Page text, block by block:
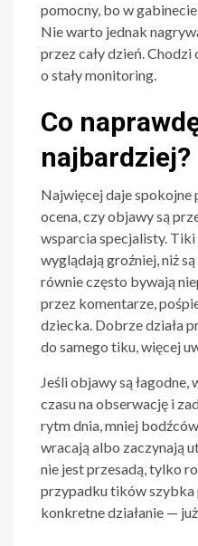
pomocny, bo w
Nie warto jednak
przez cały dzień. Chodzi
o stały monitoring.
Co
najbardziej?
Najwięcej daje spokojne
ocena, czy objawy są
wsparcia specjalisty.
wyglądają groźniej, niż
równie często bywają
przez komentarze,
dziecka. Dobrze działa
do samego tiku, więcej
Jeśli objawy są
czasu na obserwację i
rytm dnia, mniej
wracają albo zaczynają
nie jest przesadą, tylko
przypadku tików szybka
konkretne działanie —